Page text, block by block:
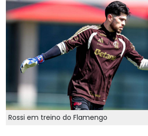
Rossi em treino do Flamengo